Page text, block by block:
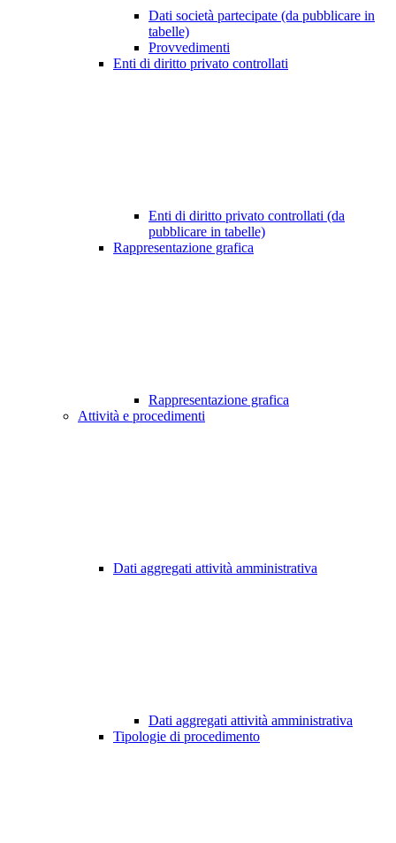
Dati società partecipate (da pubblicare in
tabelle)
Provvedimenti
Enti di diritto privato controllati
Enti di diritto privato controllati (da
pubblicare in tabelle)
Rappresentazione grafica
Rappresentazione grafica
Attività e procedimenti
Dati aggregati attività amministrativa
Dati aggregati attività amministrativa
Tipologie di procedimento